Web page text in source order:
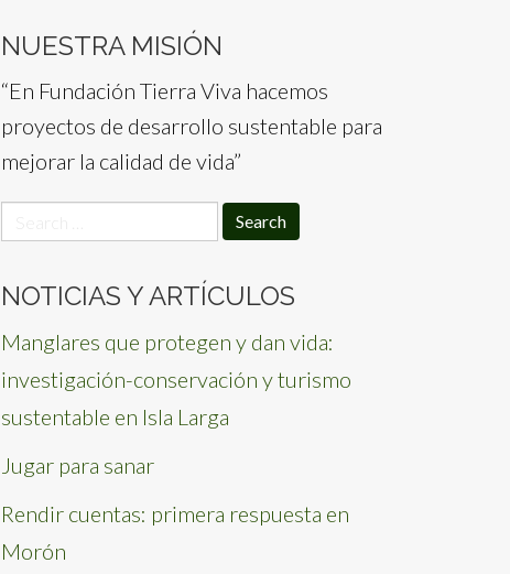
NUESTRA MISIÓN
“En Fundación Tierra Viva hacemos
proyectos de desarrollo sustentable para
mejorar la calidad de vida”
for:
NOTICIAS Y ARTÍCULOS
Manglares que protegen y dan vida:
investigación-conservación y turismo
sustentable en Isla Larga
Jugar para sanar
Rendir cuentas: primera respuesta en
Morón